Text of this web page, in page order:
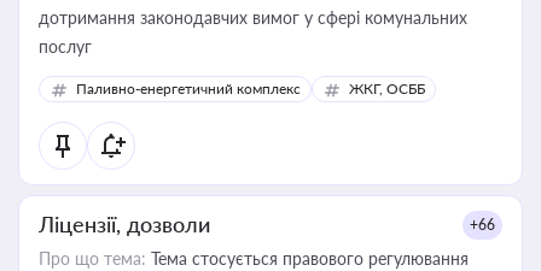
дотримання законодавчих вимог у сфері комунальних
послуг
Паливно-енергетичний комплекс ЖКГ, ОСББ
Ліцензії, дозволи +66
Про що тема: Тема стосується правового регулювання